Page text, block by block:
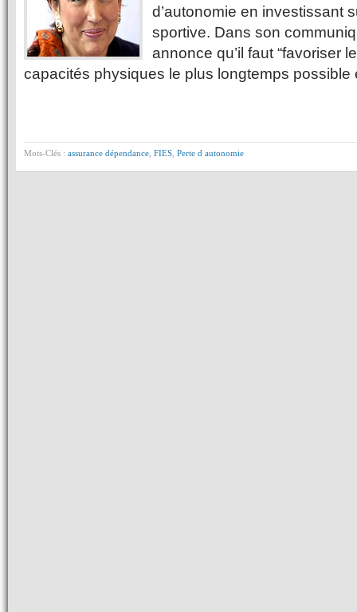
d’autonomie en investissant
sportive. Dans son
annonce qu’il faut “favoriser
capacités physiques le plus longtemps
Mots-Clés : assurance dépendance FIES Perte d autonomie